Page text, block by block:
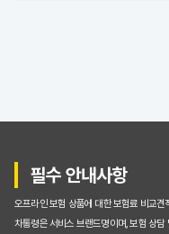
필수 안내사항
오프라인 보험 상품에 대한 보험료 비교견
차통령은 서비스 브랜드명이며, 보험 상